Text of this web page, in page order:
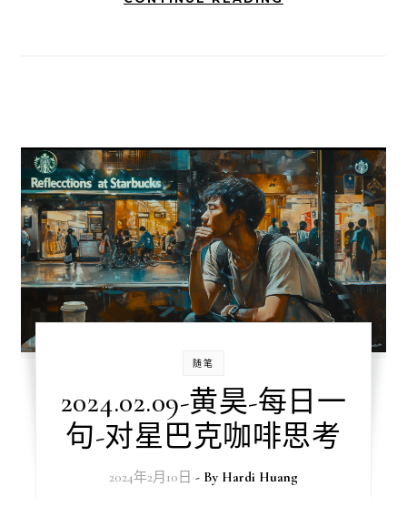
随笔
2024.02.09-黄昊-每日一
句-对星巴克咖啡思考
2024年2月10日 - By Hardi Huang